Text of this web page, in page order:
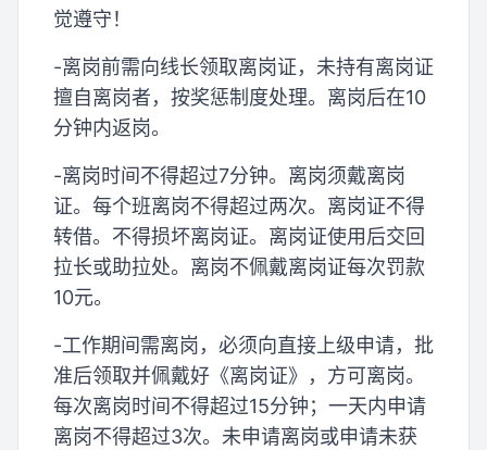
觉遵守！
-离岗前需向线长领取离岗证，未持有离岗证
擅自离岗者，按奖惩制度处理。离岗后在10
分钟内返岗。
-离岗时间不得超过7分钟。离岗须戴离岗
证。每个班离岗不得超过两次。离岗证不得
转借。不得损坏离岗证。离岗证使用后交回
拉长或助拉处。离岗不佩戴离岗证每次罚款
10元。
-工作期间需离岗，必须向直接上级申请，批
准后领取并佩戴好《离岗证》，方可离岗。
每次离岗时间不得超过15分钟；一天内申请
离岗不得超过3次。未申请离岗或申请未获